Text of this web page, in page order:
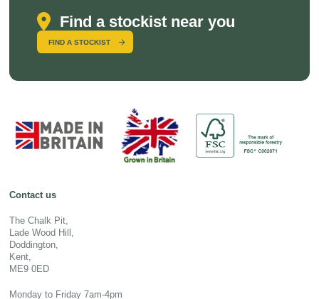
Find a stockist near you
FIND A STOCKIST
Contact us
The Chalk Pit,
Lade Wood Hill,
Doddington,
Kent,
ME9 0ED
Monday to Friday 7am-4pm